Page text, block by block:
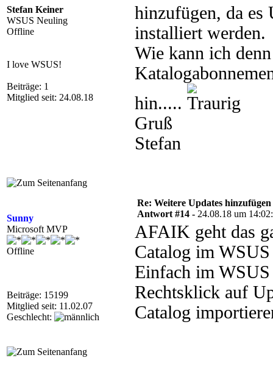
Stefan Keiner
WSUS Neuling
Offline
I love WSUS!
Beiträge: 1
Mitglied seit: 24.08.18
hinzufügen, da es
installiert werden.
Wie kann ich
hin.....
Gruß
Stefan
Sunny
Microsoft MVP
Offline
Beiträge: 15199
Mitglied seit: 11.02.07
Geschlecht:
Re: Weitere Updates hinzufügen
Antwort #14 - 24.08.18 um
AFAIK geht das
Catalog im
Einfach im
Rechtsklick auf
Catalog